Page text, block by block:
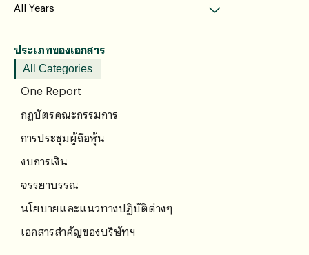
ประเภทของเอกสาร
All Categories
One Report
กฎบัตรคณะกรรมการ
การประชุมผู้ถือหุ้น
งบการเงิน
จรรยาบรรณ
นโยบายและแนวทางปฏิบัติต่างๆ
เอกสารสำคัญของบริษัทฯ